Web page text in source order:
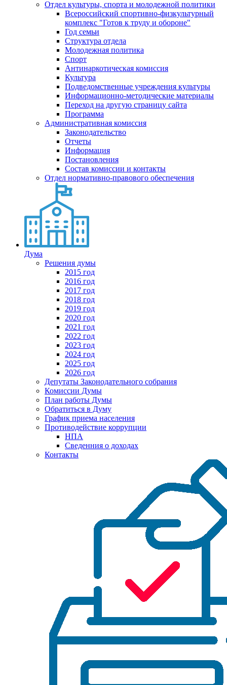
Отдел культуры, спорта и молодежной политики
Всероссийский спортивно-физкультурный
комплекс "Готов к труду и обороне"
Год семьи
Структура отдела
Молодежная политика
Спорт
Антинаркотическая комиссия
Культура
Подведомственные учреждения культуры
Информационно-методические материалы
Переход на другую страницу сайта
Программа
Административная комиссия
Законодательство
Отчеты
Информация
Постановления
Состав комиссии и контакты
Отдел нормативно-правового обеспечения
Дума
Решения думы
2015 год
2016 год
2017 год
2018 год
2019 год
2020 год
2021 год
2022 год
2023 год
2024 год
2025 год
2026 год
Депутаты Законодательного собрания
Комиссии Думы
План работы Думы
Обратиться в Думу
График приема населения
Противодействие коррупции
НПА
Сведенния о доходах
Контакты